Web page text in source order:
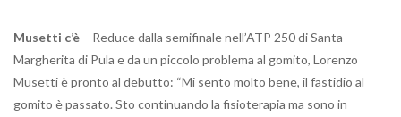
Musetti c’è – Reduce dalla semifinale nell’ATP 250 di Santa
Margherita di Pula e da un piccolo problema al gomito, Lorenzo
Musetti è pronto al debutto: “Mi sento molto bene, il fastidio al
gomito è passato. Sto continuando la fisioterapia ma sono in